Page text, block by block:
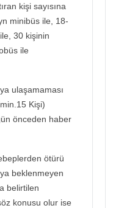
kişi sayısına
minibüs ile, 18-
30 kişinin
ile
ulaşamaması
Kişi)
önceden haber
ötürü
beklenmeyen
belirtilen
konusu olur ise